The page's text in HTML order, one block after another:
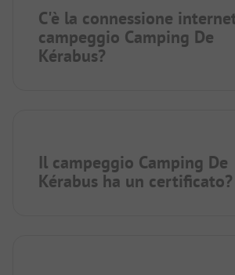
C'è la connessione
campeggio Camping De
Kérabus?
Il campeggio Camping De
Kérabus ha un certificato?